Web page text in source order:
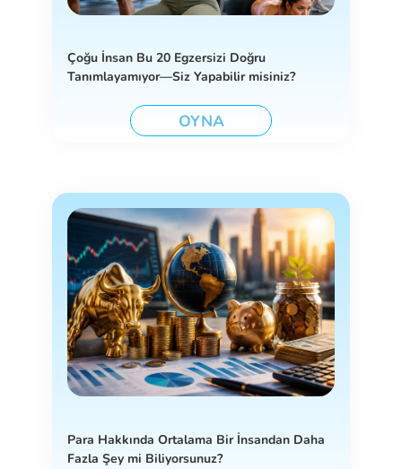
Çoğu İnsan Bu 20 Egzersizi Doğru
Tanımlayamıyor—Siz Yapabilir misiniz?
OYNA
Para Hakkında Ortalama Bir İnsandan Daha
Fazla Şey mi Biliyorsunuz?